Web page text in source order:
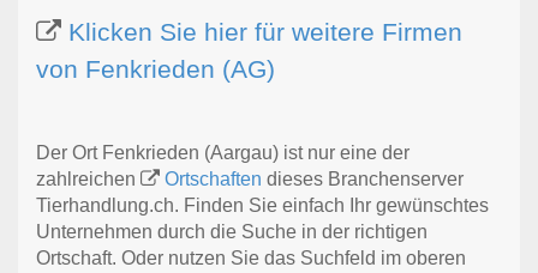
Klicken Sie hier für weitere Firmen
von Fenkrieden (AG)
Der Ort Fenkrieden (Aargau) ist nur eine der
zahlreichen
Ortschaften dieses Branchenserver
Tierhandlung.ch. Finden Sie einfach Ihr gewünschtes
Unternehmen durch die Suche in der richtigen
Ortschaft. Oder nutzen Sie das Suchfeld im oberen